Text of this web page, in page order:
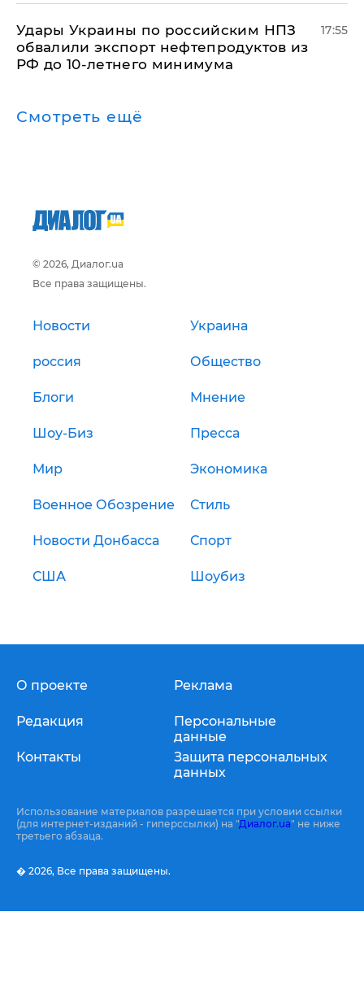
Удары Украины по российским НПЗ
обвалили экспорт нефтепродуктов из
РФ до 10-летнего минимума
17:55
Смотреть ещё
© 2026, Диалог.ua
Все права защищены.
Новости Украина
россия Общество
Блоги Мнение
Шоу-Биз Пресса
Мир Экономика
Военное Обозрение Стиль
Новости Донбасса Спорт
США Шоубиз
О проекте
Редакция
Контакты
Реклама
Персональные
данные
Защита персональных
данных
Использование материалов разрешается при условии ссылки
(для интернет-изданий - гиперссылки) на "Диалог.ua" не ниже
третьего абзаца.
� 2026, Все права защищены.